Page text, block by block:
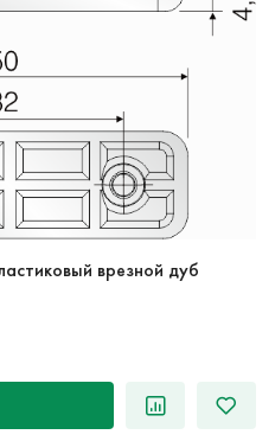
врезной дуб